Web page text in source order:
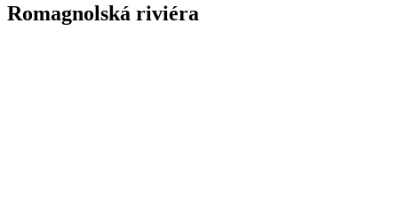
Romagnolská riviéra